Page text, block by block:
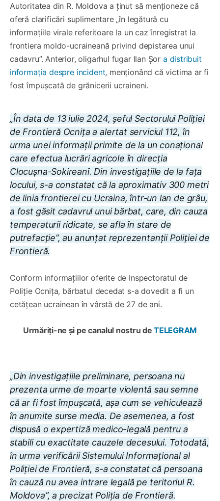
Autoritatea din R. Moldova a ținut să menționeze că
oferă clarificări suplimentare „în legătură cu
informațiile virale referitoare la un caz înregistrat la
frontiera moldo-ucraineană privind depistarea unui
cadavru”. Anterior, oligarhul fugar Ilan Șor a distribuit
informația despre incident, menționând că victima ar fi
fost împușcată de grănicerii ucraineni.
„În data de 13 iulie 2024, șeful Sectorului Poliției
de Frontieră Ocnița a alertat serviciul 112, în
urma unei informații primite de la un conațional
care efectua lucrări agricole în direcția
Clocușna-Sokireanî. Din investigațiile de la fața
locului, s-a constatat că la aproximativ 300 metri
de linia frontierei cu Ucraina, într-un lan de grâu,
a fost găsit cadavrul unui bărbat, care, din cauza
temperaturii ridicate, se afla în stare de
putrefacție”, au anunțat reprezentanții Poliției de
Frontieră.
Conform informațiilor oferite de Inspectoratul de
Poliție Ocnița, bărbatul decedat s-a dovedit a fi un
cetățean ucrainean în vârstă de 27 de ani.
Urmăriți-ne și pe canalul nostru deTELEGRAM
„Din investigațiile preliminare, persoana nu
prezenta urme de moarte violentă sau semne
că ar fi fost împușcată, așa cum se vehiculează
în anumite surse media. De asemenea, a fost
dispusă o expertiză medico-legală pentru a
stabili cu exactitate cauzele decesului. Totodată,
în urma verificării Sistemului Informațional al
Poliției de Frontieră, s-a constatat că persoana
în cauză nu avea intrare legală pe teritoriul R.
Moldova”, a precizat Poliția de Frontieră.